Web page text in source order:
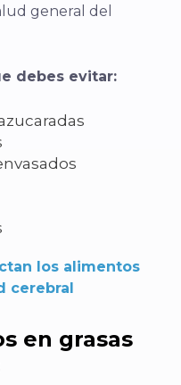
general del
debes evitar:
los alimentos
cerebral
en grasas